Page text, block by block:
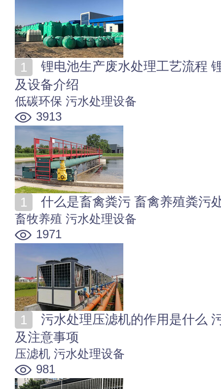
及设备介绍
低碳环保 污水处理设备
3913
什么是畜禽粪污 畜禽养殖粪污
畜牧养殖 污水处理设备
1971
及注意事项
压滤机 污水处理设备
981